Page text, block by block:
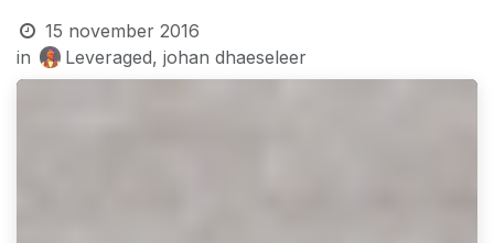
15 november 2016
in
Leveraged, johan dhaeseleer